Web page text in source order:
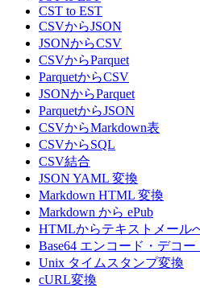
CST to EST
CSVからJSON
JSONからCSV
CSVからParquet
ParquetからCSV
JSONからParquet
ParquetからJSON
CSVからMarkdown表
CSVからSQL
CSV結合
JSON YAML 変換
Markdown HTML 変換
Markdown から ePub
HTMLからテキストメール
Base64 エンコード・デコー
Unix タイムスタンプ変換
cURL変換